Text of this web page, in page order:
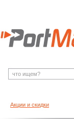
Акции и скидки